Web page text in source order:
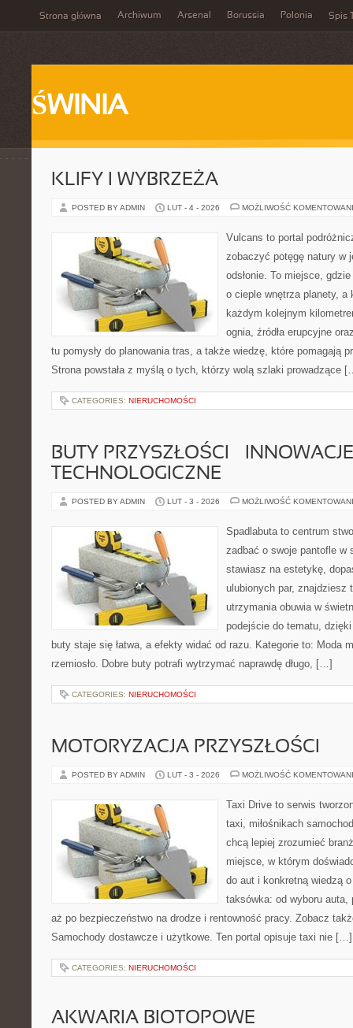
Strona główna Archiwum Arsenal Borussia Polonia Spis
ŚWINIA
KLIFY I WYBRZEŻA
POSTED BY ADMIN LUT - 4 - 2026 MOŻLIWOŚĆ
Vulcans to portal
zobaczyć potęgę natury w
odsłonie. To miejsce,
o cieple wnętrza planety, a
każdym kolejnym
ognia, źródła erupcyjne
tu pomysły do planowania tras, a także wiedzę, które pomagają
Strona powstała z myślą o tych, którzy wolą szlaki prowadzące
CATEGORIES: NIERUCHOMOŚCI
BUTY PRZYSZŁOŚCI – INNOWACJE
TECHNOLOGICZNE
POSTED BY ADMIN LUT - 3 - 2026 MOŻLIWOŚĆ
Spadlabuta to centrum
zadbać o swoje pantofle w
stawiasz na estetykę,
ulubionych par, znajdziesz
utrzymania obuwia w
podejście do tematu,
buty staje się łatwa, a efekty widać od razu. Kategorie to: Moda
rzemiosło. Dobre buty potrafi wytrzymać naprawdę długo, […]
CATEGORIES: NIERUCHOMOŚCI
MOTORYZACJA PRZYSZŁOŚCI
POSTED BY ADMIN LUT - 3 - 2026 MOŻLIWOŚĆ
Taxi Drive to serwis
taxi, miłośnikach
chcą lepiej zrozumieć
miejsce, w którym
do aut i konkretną wiedzą
taksówka: od wyboru
aż po bezpieczeństwo na drodze i rentowność pracy. Zobacz
Samochody dostawcze i użytkowe. Ten portal opisuje taxi nie […]
CATEGORIES: NIERUCHOMOŚCI
AKWARIA BIOTOPOWE